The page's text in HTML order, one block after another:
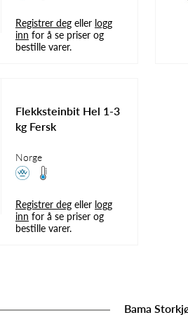
Registrer deg eller logg
inn for å se priser og
bestille varer.
Flekksteinbit Hel 1-3
kg Fersk
Norge
Registrer deg eller logg
inn for å se priser og
bestille varer.
Bama